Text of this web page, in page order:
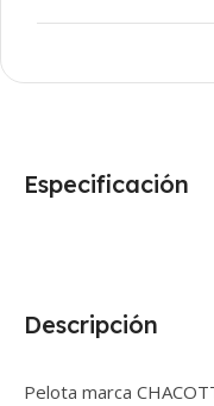
Descripción
Pelota marca
Especificación